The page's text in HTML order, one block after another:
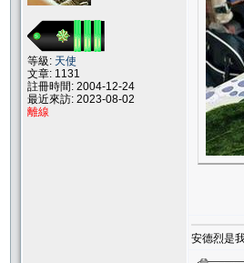
等級: 天使
文章: 1131
註冊時間: 2004-12-24
最近來訪: 2023-08-02
離線
安德烈是